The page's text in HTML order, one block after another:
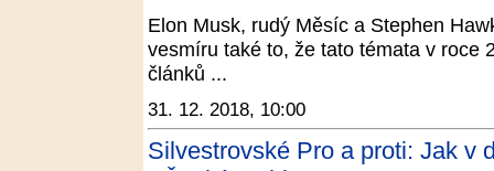
Elon Musk, rudý Měsíc a Stephen
vesmíru také to, že tato témata v roce
článků ...
31. 12. 2018, 10:00
Silvestrovské Pro a proti: Jak v